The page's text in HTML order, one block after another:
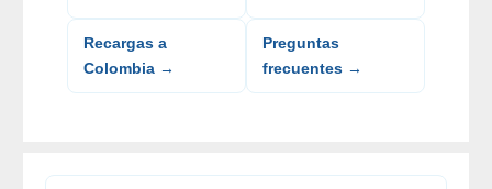
Recargas a
Colombia →
Preguntas
frecuentes →